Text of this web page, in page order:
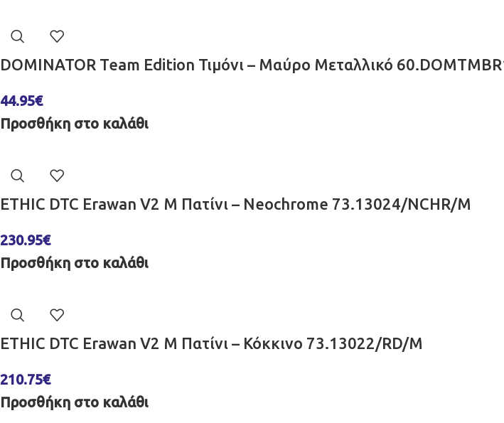
DOMINATOR Team Edition Τιμόνι – Μαύρο Μεταλλικό
44.95€
Προσθήκη στο καλάθι
ETHIC DTC Erawan V2 M Πατίνι – Neochrome 73.13024/NCHR/M
230.95€
Προσθήκη στο καλάθι
ETHIC DTC Erawan V2 M Πατίνι – Κόκκινο 73.13022/RD/M
210.75€
Προσθήκη στο καλάθι